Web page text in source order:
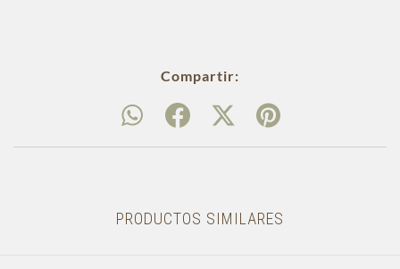
Compartir:
PRODUCTOS SIMILARES